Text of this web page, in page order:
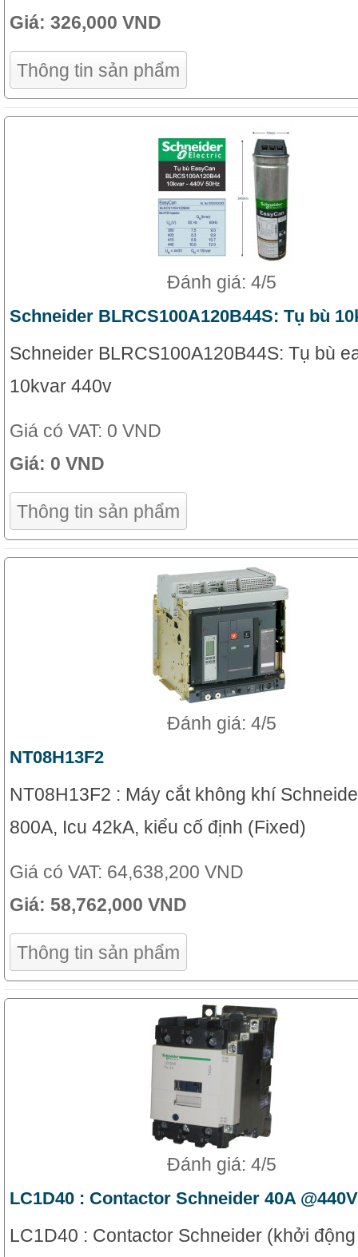
Giá: 326,000 VND
Thông tin sản phẩm
Đánh giá: 4/5
Schneider BLRCS100A120B44S: Tụ bù
Schneider BLRCS100A120B44S: Tụ bù
10kvar 440v
Giá có VAT: 0 VND
Giá: 0 VND
Thông tin sản phẩm
Đánh giá: 4/5
NT08H13F2
NT08H13F2 : Máy cắt không khí
800A, Icu 42kA, kiểu cố định (Fixed)
Giá có VAT: 64,638,200 VND
Giá: 58,762,000 VND
Thông tin sản phẩm
Đánh giá: 4/5
LC1D40 : Contactor Schneider 40A
LC1D40 : Contactor Schneider (khởi